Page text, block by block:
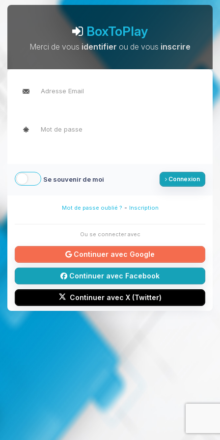
BoxToPlay
Merci de vous identifier ou de vous inscrire
Se souvenir de moi Connexion
Mot de passe oublié ? - Inscription
Ou se connecter avec
Continuer avec Google
Continuer avec Facebook
Continuer avec X (Twitter)